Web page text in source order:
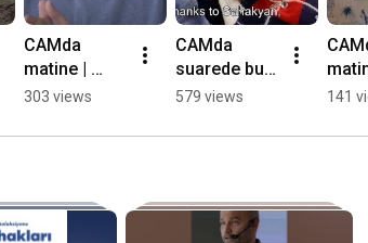
CAMda
matine |
Süper
İnterseks
303 views
CAMda
suarede bu
hafta Ailem
Belgeselini
579 views 141